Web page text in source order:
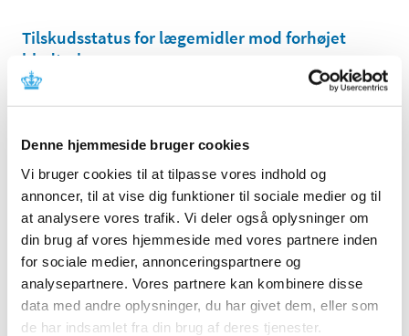
Denne hjemmeside bruger cookies
Vi bruger cookies til at tilpasse vores indhold og
annoncer, til at vise dig funktioner til sociale medier og til
at analysere vores trafik. Vi deler også oplysninger om
din brug af vores hjemmeside med vores partnere inden
for sociale medier, annonceringspartnere og
analysepartnere. Vores partnere kan kombinere disse
data med andre oplysninger, du har givet dem, eller som
de har indsamlet fra din brug af deres tjenester.
Tilskudsstatus for lægemidler mod forhøjet
blodtryk
|4. juli 2006
Lægemiddelstyrelsen skrev den 6. marts 2006 til en
Revurdering af de resterende undergrupper i
ATC-gruppe C
|4. juli 2006|
Lægemiddelstyrelsen har tidligere informeret
virksomheder og en række videnskabelige selskaber
Brev til videnskabelige selskaber om